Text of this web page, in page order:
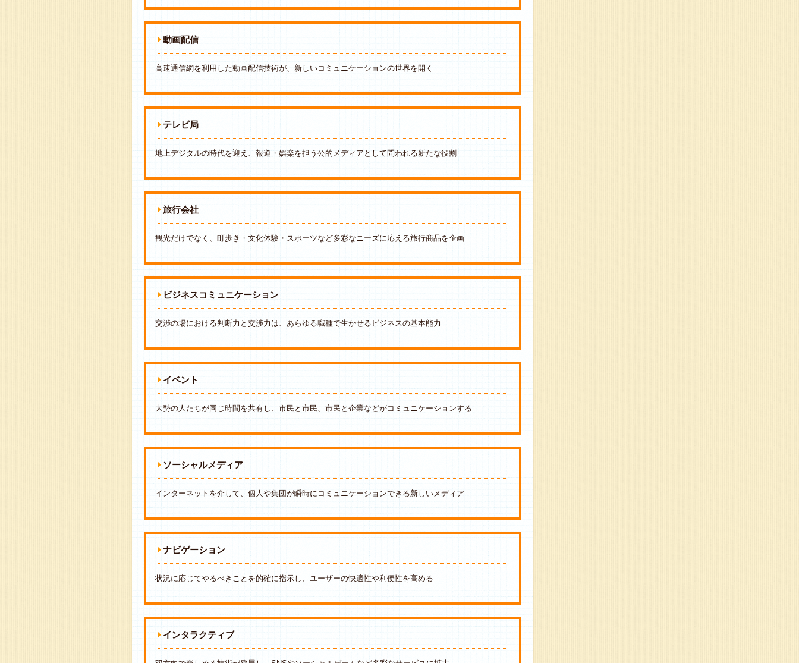
動画配信
高速通信網を利用した動画配信技術が、新しいコミュニケーションの世界を開く
テレビ局
地上デジタルの時代を迎え、報道・娯楽を担う公的メディアとして問われる新たな役割
旅行会社
観光だけでなく、町歩き・文化体験・スポーツなど多彩なニーズに応える旅行商品を企画
ビジネスコミュニケーション
交渉の場における判断力と交渉力は、あらゆる職種で生かせるビジネスの基本能力
イベント
大勢の人たちが同じ時間を共有し、市民と市民、市民と企業などがコミュニケーションする
ソーシャルメディア
インターネットを介して、個人や集団が瞬時にコミュニケーションできる新しいメディア
ナビゲーション
状況に応じてやるべきことを的確に指示し、ユーザーの快適性や利便性を高める
インタラクティブ